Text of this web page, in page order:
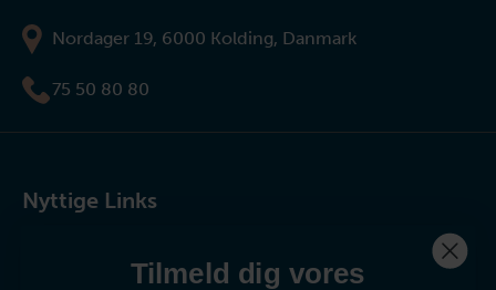
Nordager 19, 6000 Kolding, Danmark
75 50 80 80
Nyttige Links
Tilmeld dig vores